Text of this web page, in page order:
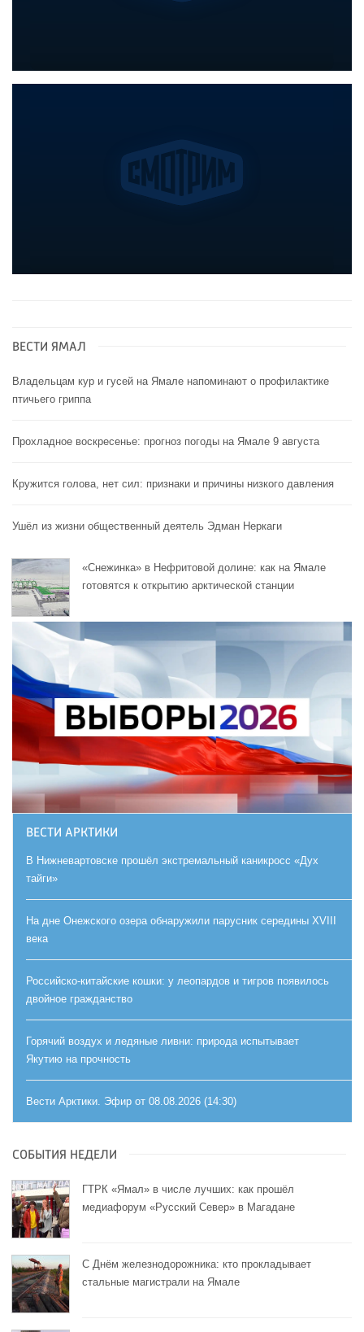
ВЕСТИ ЯМАЛ
Владельцам кур и гусей на Ямале напоминают o профилактике
птичьего гриппа
Прохладное воскресенье: прогноз погоды на Ямале 9 августа
Кружится голова, нет сил: признаки и причины низкого давления
Ушёл из жизни общественный деятель Эдман Неркаги
«Снежинка» в Нефритовой долине: как на Ямале
готовятся к открытию арктической станции
ВЕСТИ АРКТИКИ
В Нижневартовске прошёл экстремальный каникросс «Дух
тайги»
На дне Онежского озера обнаружили парусник середины XVIII
века
Российско-китайские кошки: у леопардов и тигров появилось
двойное гражданство
Горячий воздух и ледяные ливни: природа испытывает
Якутию на прочность
Вести Арктики. Эфир от 08.08.2026 (14:30)
СОБЫТИЯ НЕДЕЛИ
ГТРК «Ямал» в числе лучших: как прошёл
медиафорум «Русский Север» в Магадане
С Днём железнодорожника: кто прокладывает
стальные магистрали на Ямале